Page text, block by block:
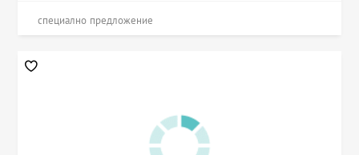
специално предложение